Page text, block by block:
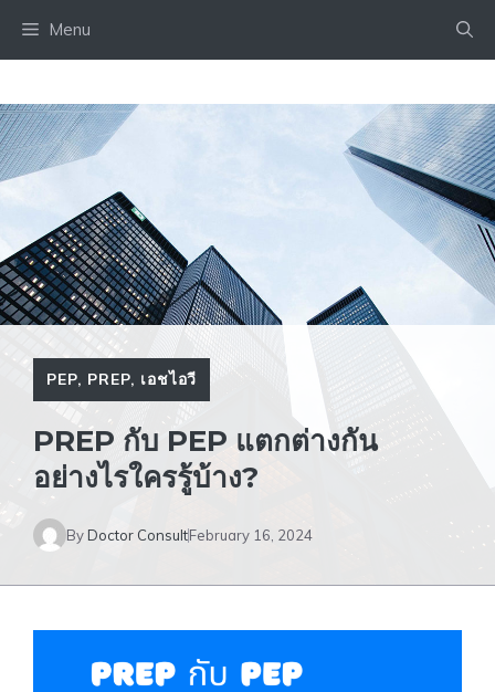
Menu
PEP, PREP, เอชไอวี
PREP กับ PEP แตกต่างกัน
อย่างไรใครรู้บ้าง?
ByDoctor ConsultFebruary 16, 2024